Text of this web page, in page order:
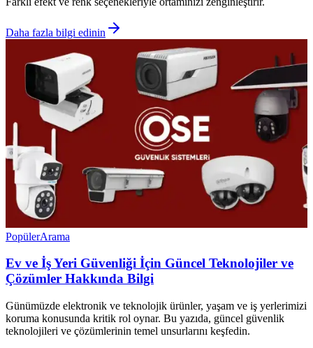
Daha fazla bilgi edinin
PopülerArama
Ev ve İş Yeri Güvenliği İçin Güncel Teknolojiler ve
Çözümler Hakkında Bilgi
Günümüzde elektronik ve teknolojik ürünler, yaşam ve iş yerlerimizi
koruma konusunda kritik rol oynar. Bu yazıda, güncel güvenlik
teknolojileri ve çözümlerinin temel unsurlarını keşfedin.